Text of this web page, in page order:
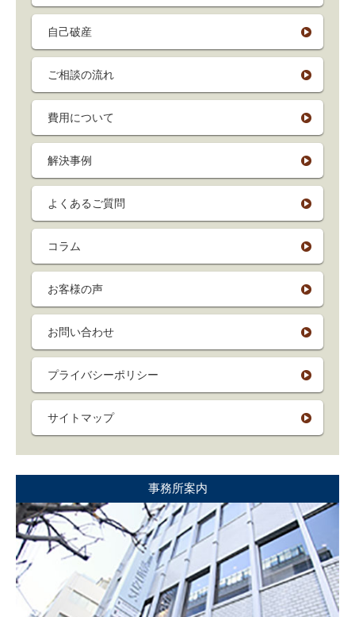
自己破産
ご相談の流れ
費用について
解決事例
よくあるご質問
コラム
お客様の声
お問い合わせ
プライバシーポリシー
サイトマップ
事務所案内